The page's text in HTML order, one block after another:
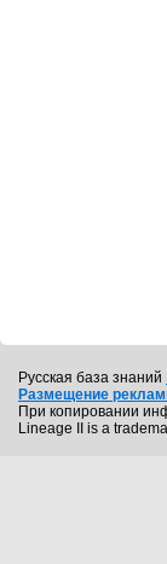
Русская база знаний
Размещение
При копировании
Lineage II is a